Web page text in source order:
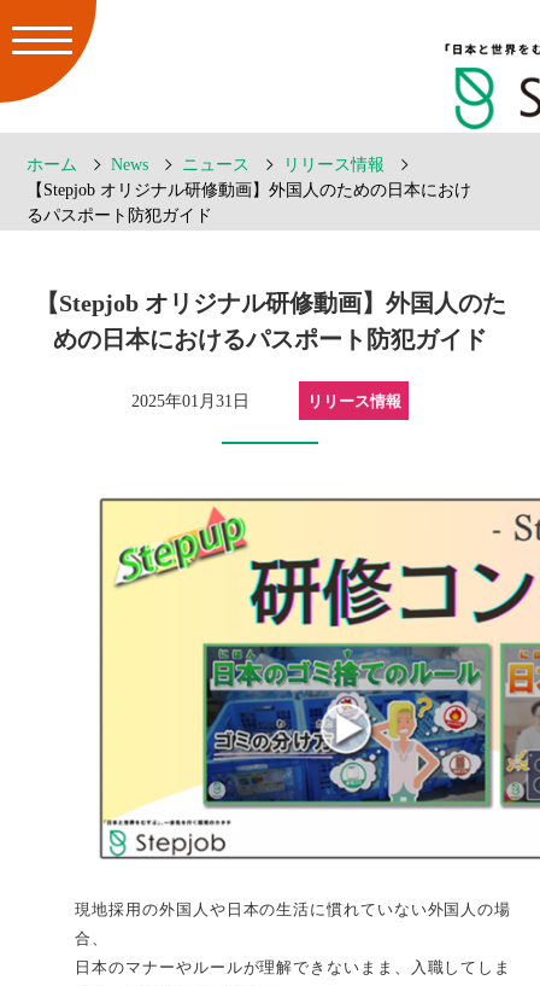
ホーム News ニュース
リリース情報
【Stepjob オリジナル研修動画】外国人のための日本におけ
るパスポート防犯ガイド
【Stepjob オリジナル研修動画】外国人のた
めの日本におけるパスポート防犯ガイド
2025年01月31日 リリース情報
現地採用の外国人や日本の生活に慣れていない外国人の場
合、
日本のマナーやルールが理解できないまま、入職してしま